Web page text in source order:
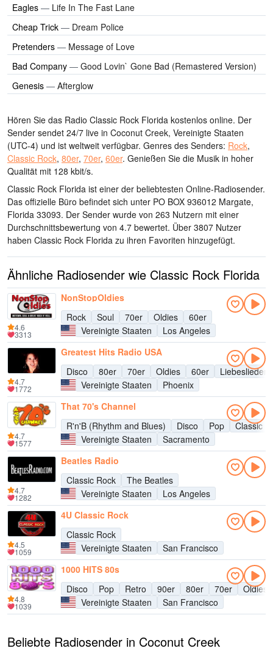
Eagles — Life In The Fast Lane
Cheap Trick — Dream Police
Pretenders — Message of Love
Bad Company — Good Lovin` Gone Bad (Remastered Version)
Genesis — Afterglow
Hören Sie das Radio Classic Rock Florida kostenlos online. Der
Sender sendet 24/7 live in Coconut Creek, Vereinigte Staaten
(UTC-4) und ist weltweit verfügbar. Genres des Senders: Rock,
Classic Rock, 80er, 70er, 60er. Genießen Sie die Musik in hoher
Qualität mit 128 kbit/s.
Classic Rock Florida ist einer der beliebtesten Online-Radiosender.
Das offizielle Büro befindet sich unter PO BOX 936012 Margate,
Florida 33093. Der Sender wurde von 263 Nutzern mit einer
Durchschnittsbewertung von 4.7 bewertet. Über 3807 Nutzer
haben Classic Rock Florida zu ihren Favoriten hinzugefügt.
Ähnliche Radiosender wie Classic Rock Florida
NonStopOldies
Rock
Soul 70er Oldies
60er
Vereinigte Staaten
Los Angeles
4.6
3313
Greatest Hits Radio USA
Disco
80er 70er Oldies 60er
Liebeslieder
Vereinigte Staaten
Phoenix
4.7
1772
That 70's Channel
R'n'B (Rhythm and Blues)
Disco Pop
Classic
Vereinigte Staaten
Sacramento
4.7
1577
Beatles Radio
Classic Rock
The Beatles
Vereinigte Staaten
Los Angeles
4.7
1282
4U Classic Rock
Classic Rock
Vereinigte Staaten
San Francisco
4.5
1059
1000 HITS 80s
Disco
Pop Retro 90er 80er 70er
Oldies
Vereinigte Staaten
San Francisco
4.8
1039
Beliebte Radiosender in Coconut Creek